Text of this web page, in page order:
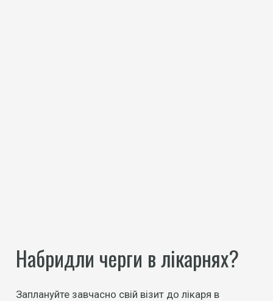
Набридли черги в лікарнях?
Заплануйте завчасно свій візит до лікаря в